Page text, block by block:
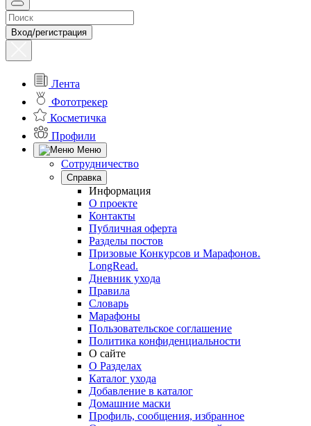
Вход/регистрация
Лента
Фототрекер
Косметичка
Профили
Меню
Сотрудничество
Справка
Информация
О проекте
Контакты
Публичная оферта
Разделы постов
Призовые Конкурсов и Марафонов.
LongRead.
Дневник ухода
Правила
Словарь
Марафоны
Пользовательское соглашение
Политика конфиденциальности
О сайте
О Разделах
Каталог ухода
Добавление в каталог
Домашние маски
Профиль, сообщения, избранное